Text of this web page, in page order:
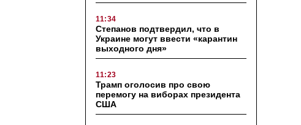
11:34
Степанов подтвердил, что в
Украине могут ввести «карантин
выходного дня»
11:23
Трамп оголосив про свою
перемогу на виборах президента
США